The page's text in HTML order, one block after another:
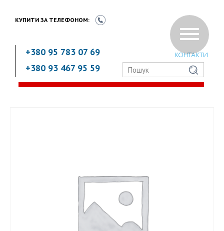
КУПИТИ ЗА ТЕЛЕФОНОМ:
+380 95 783 07 69
+380 93 467 95 59
КОНТАКТИ